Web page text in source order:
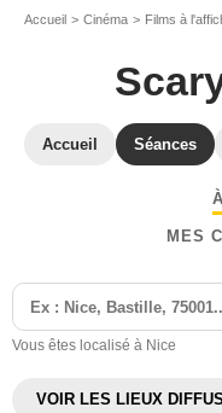
Accueil Cinéma Films à
Accueil Séances
MES
Vous êtes localisé à Nice
VOIR LES LIEUX